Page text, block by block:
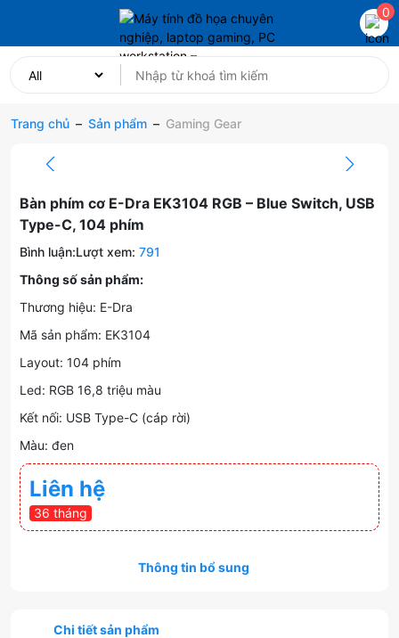
0
Trang chủ – Sản phẩm – Gaming Gear
Bàn phím cơ E-Dra EK3104 RGB – Blue Switch, USB
Type-C, 104 phím
Bình luận:Lượt xem: 791
Thông số sản phẩm:
Thương hiệu: E-Dra
Mã sản phẩm: EK3104
Layout: 104 phím
Led: RGB 16,8 triệu màu
Kết nối: USB Type-C (cáp rời)
Màu: đen
Liên hệ
36 tháng
Thông tin bổ sung
Chi tiết sản phẩm